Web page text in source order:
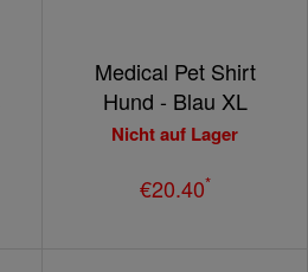
Medical Pet Shirt
Hund - Blau XL
Nicht auf Lager
€20.40*